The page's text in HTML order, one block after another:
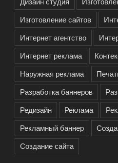
Изготовление сайтов
Интернет агентство
Интернет реклама
Наружная реклама
Разработка баннеров
Редизайн
Реклама
Рекламный баннер
Создание сайта